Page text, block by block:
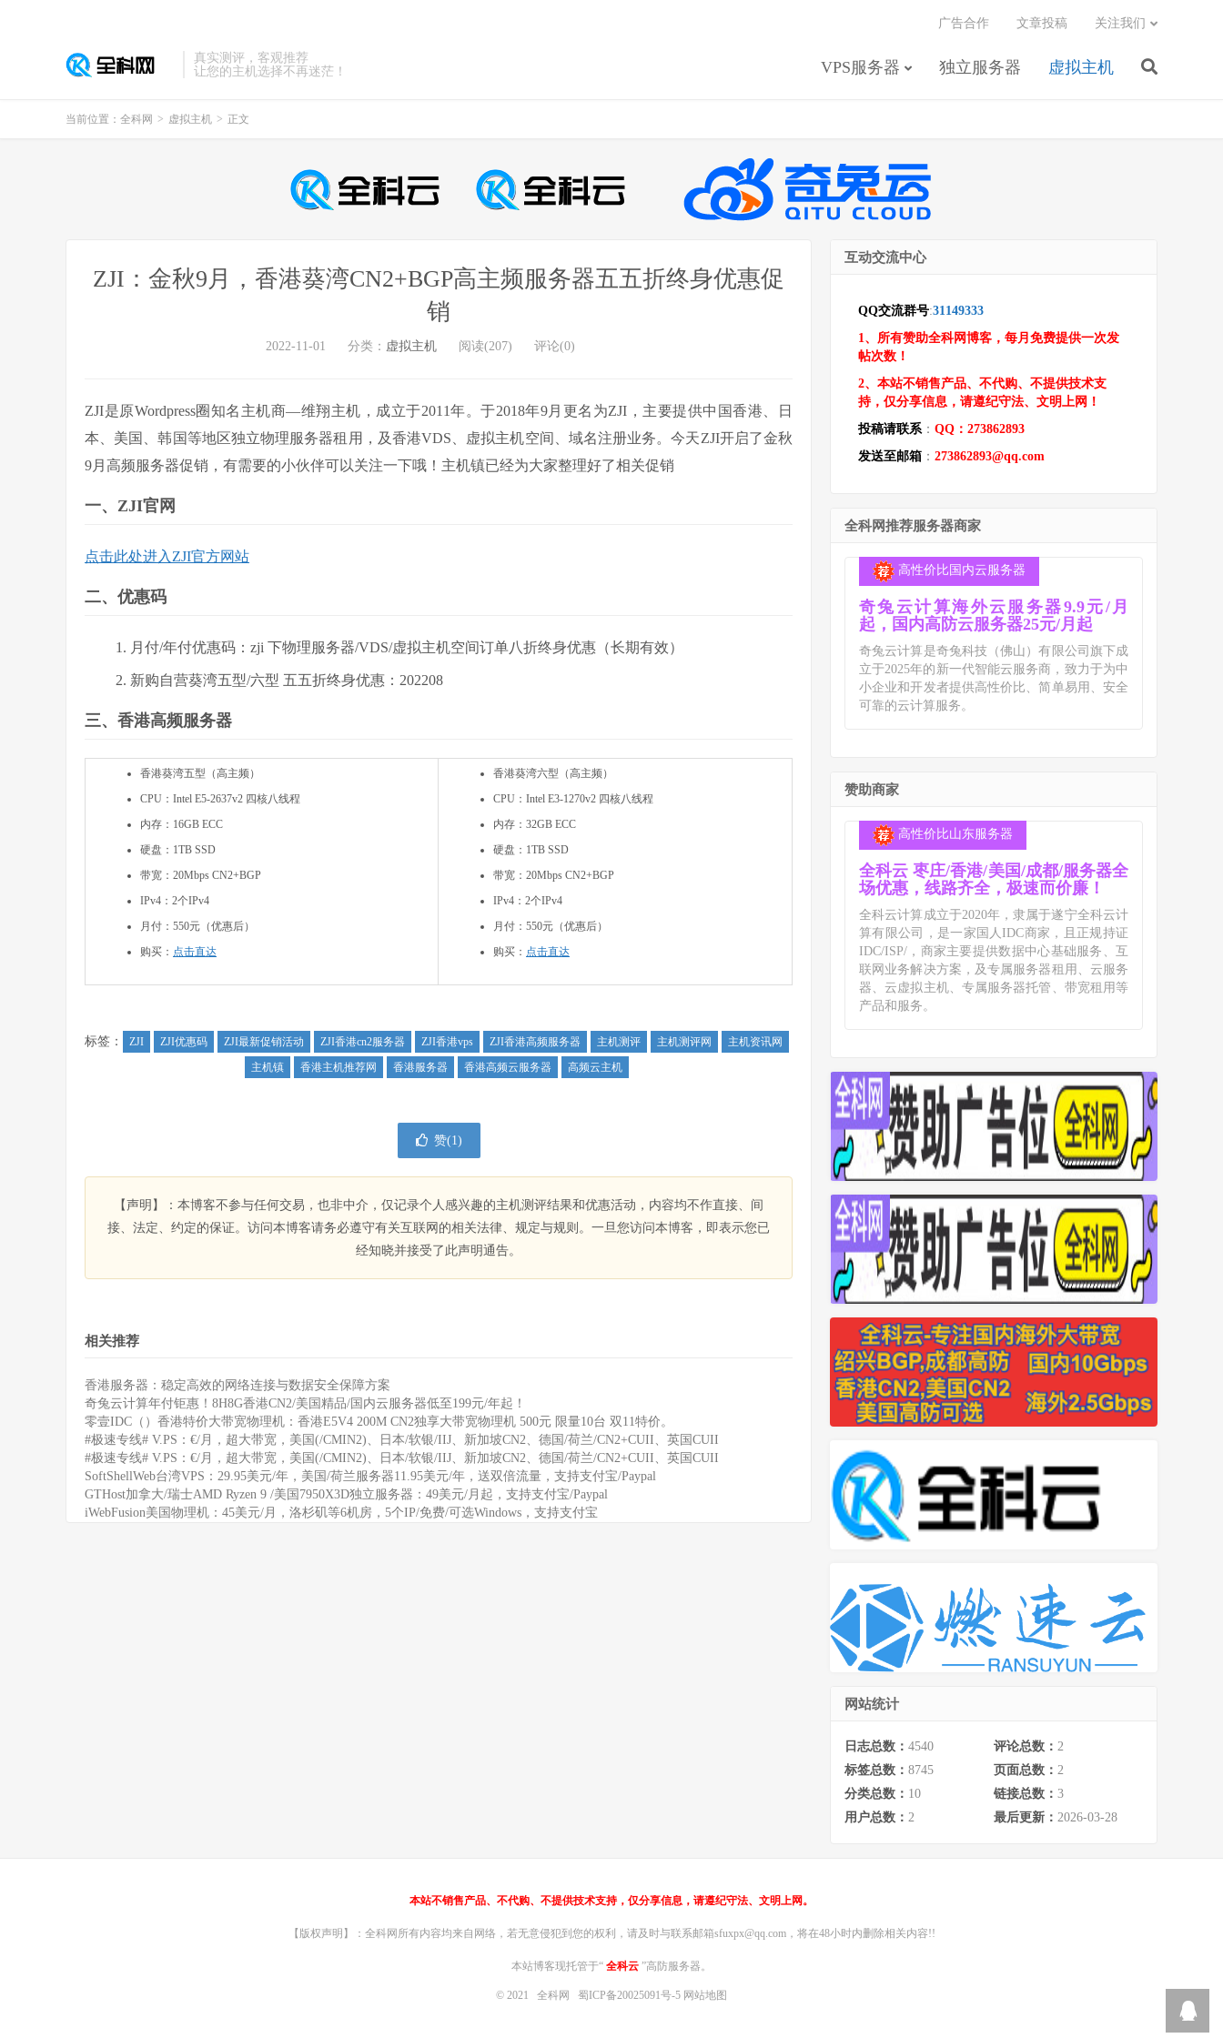
真实测评，客观推荐
让您的主机选择不再迷茫！
VPS服务器 独立服务器 虚拟主机
广告合作 文章投稿 关注我们
当前位置： 全科网 > 虚拟主机 > 正文
ZJI：金秋9月，香港葵湾CN2+BGP高主频服务器五五折终身优惠促
销
2022-11-01 分类： 虚拟主机 阅读(207) 评论(0)
ZJI是原Wordpress圈知名主机商—维翔主机，成立于2011年。于2018年9月更名为ZJI，主要提供中国香港、日
本、美国、韩国等地区独立物理服务器租用，及香港VDS、虚拟主机空间、域名注册业务。今天ZJI开启了金秋
9月高频服务器促销，有需要的小伙伴可以关注一下哦！主机镇已经为大家整理好了相关促销
一、ZJI官网
点击此处进入ZJI官方网站
二、优惠码
月付/年付优惠码：zji 下物理服务器/VDS/虚拟主机空间订单八折终身优惠（长期有效）
新购自营葵湾五型/六型 五五折终身优惠：202208
三、香港高频服务器
香港葵湾五型（高主频）
CPU：Intel E5-2637v2 四核八线程
内存：16GB ECC
硬盘：1TB SSD
带宽：20Mbps CN2+BGP
IPv4：2个IPv4
月付：550元（优惠后）
购买： 点击直达
香港葵湾六型（高主频）
CPU：Intel E3-1270v2 四核八线程
内存：32GB ECC
硬盘：1TB SSD
带宽：20Mbps CN2+BGP
IPv4：2个IPv4
月付：550元（优惠后）
购买： 点击直达
标签： ZJI ZJI优惠码 ZJI最新促销活动 ZJI香港cn2服务器 ZJI香港vps ZJI香港高频服务器 主机测评 主机测评网
主机资讯网
主机镇
香港主机推荐网 香港服务器 香港高频云服务器 高频云主机
赞(1)
【声明】：本博客不参与任何交易，也非中介，仅记录个人感兴趣的主机测评结果和优惠活动，内容均不作直接、间
接、法定、约定的保证。访问本博客请务必遵守有关互联网的相关法律、规定与规则。一旦您访问本博客，即表示您已
经知晓并接受了此声明通告。
相关推荐
香港服务器：稳定高效的网络连接与数据安全保障方案
奇兔云计算年付钜惠！8H8G香港CN2/美国精品/国内云服务器低至199元/年起！
零壹IDC（）香港特价大带宽物理机：香港E5V4 200M CN2独享大带宽物理机 500元 限量10台 双11特价。
#极速专线# V.PS：€/月，超大带宽，美国(/CMIN2)、日本/软银/IIJ、新加坡CN2、德国/荷兰/CN2+CUII、英国CUII
#极速专线# V.PS：€/月，超大带宽，美国(/CMIN2)、日本/软银/IIJ、新加坡CN2、德国/荷兰/CN2+CUII、英国CUII
SoftShellWeb台湾VPS：29.95美元/年，美国/荷兰服务器11.95美元/年，送双倍流量，支持支付宝/Paypal
GTHost加拿大/瑞士AMD Ryzen 9 /美国7950X3D独立服务器：49美元/月起，支持支付宝/Paypal
iWebFusion美国物理机：45美元/月，洛杉矶等6机房，5个IP/免费/可选Windows，支持支付宝
互动交流中心
QQ交流群号:31149333
1、所有赞助全科网博客，每月免费提供一次发
帖次数！
2、本站不销售产品、不代购、不提供技术支
持，仅分享信息，请遵纪守法、文明上网！
投稿请联系： QQ：273862893
发送至邮箱 ： 273862893@qq.com
全科网推荐服务器商家
高性价比国内云服务器
奇兔云计算海外云服务器9.9元/月
起，国内高防云服务器25元/月起
奇兔云计算是奇兔科技（佛山）有限公司旗下成
立于2025年的新一代智能云服务商，致力于为中
小企业和开发者提供高性价比、简单易用、安全
可靠的云计算服务。
赞助商家
高性价比山东服务器
全科云 枣庄/香港/美国/成都/服务器全
场优惠，线路齐全，极速而价廉！
全科云计算成立于2020年，隶属于遂宁全科云计
算有限公司，是一家国人IDC商家，且正规持证
IDC/ISP/，商家主要提供数据中心基础服务、互
联网业务解决方案，及专属服务器租用、云服务
器、云虚拟主机、专属服务器托管、带宽租用等
产品和服务。
网站统计
日志总数： 4540 评论总数： 2
标签总数： 8745 页面总数： 2
分类总数： 10 链接总数： 3
用户总数： 2 最后更新： 2026-03-28
本站不销售产品、不代购、不提供技术支持，仅分享信息，请遵纪守法、文明上网。
【版权声明】：全科网所有内容均来自网络，若无意侵犯到您的权利，请及时与联系邮箱sfuxpx@qq.com，将在48小时内删除相关内容!!
本站博客现托管于“ 全科云 ”高防服务器。
© 2021 全科网 蜀ICP备20025091号-5 网站地图